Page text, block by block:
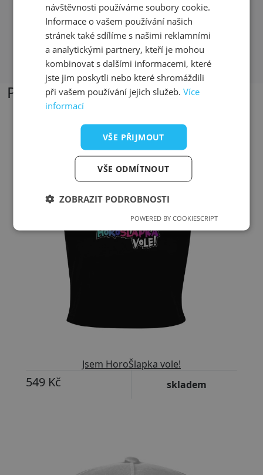
zbytek mi bezplatně poslali
Přečíst další recenze
Podobné produkty
Přizpůsobitelný motiv
Jsem HoroŠlapka vole!
549 Kč skladem
návštěvnosti používáme soubory cookie.
Informace o vašem používání našich
stránek také sdílíme s našimi reklamními
a analytickými partnery, kteří je mohou
kombinovat s dalšími informacemi, které
jste jim poskytli nebo které shromáždili
při vašem používání jejich služeb.Více
informací
VŠE PŘIJMOUT
VŠE ODMÍTNOUT
ZOBRAZIT PODROBNOSTI
POWERED BY COOKIESCRIPT